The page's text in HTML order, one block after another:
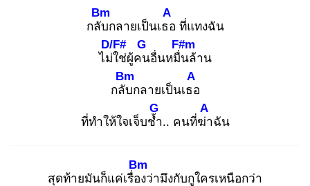
กลับ
Bm
กลายเป็นเธอ
A
ที่แทงฉัน
ไม่ใ
D/F#
ช่ผู้คน
G
อื่นหมื่น
F#m
ล้าน
กลับ
Bm
กลายเป็นเธอ
A
ที่ทำให้ใจเจ็บช้ำ
G
.. คนที่ฆ่า
A
ฉัน
สุดท้ายมันก็แค่เรื่อง
Bm
ว่ามึงกับกูใครเหนือกว่า